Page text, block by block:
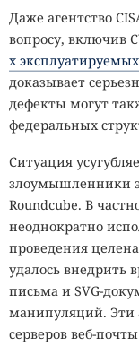
Даже агентство
вопросу, включив
х
доказывает
дефекты могут
федеральных
Ситуация
злоумышленники
Roundcube. В
неоднократно
проведения
удалось внедрить
письма и SVG-
манипуляций. Эти
серверов веб-